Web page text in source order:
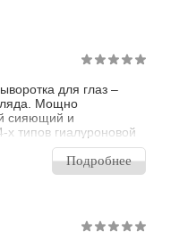
для глаз –
Мощно
сияющий и
типов гиалуроновой
липидного барьера,
Защищает кожу от
факторами
Подробнее